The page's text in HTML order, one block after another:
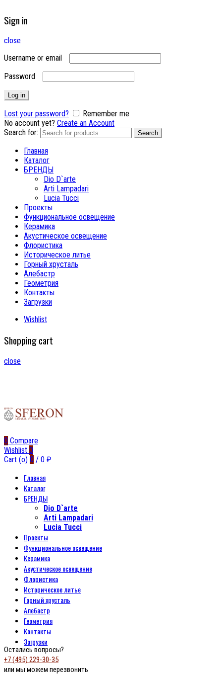
Sign in
close
Username or email
Password
Log in
Lost your password?
Remember me
No account yet? Create an Account
Search for:
Search
Главная
Каталог
БРЕНДЫ
Dio D`arte
Arti Lampadari
Lucia Tucci
Проекты
Функциональное освещение
Керамика
Акустическое освещение
Флористика
Историческое литье
Горный хрусталь
Алебастр
Геометрия
Контакты
Загрузки
Wishlist
Shopping cart
close
0 Compare
Wishlist 0
Cart (o) 0 / 0 ₽
Главная
Каталог
БРЕНДЫ
Dio D`arte
Arti Lampadari
Lucia Tucci
Проекты
Функциональное освещение
Керамика
Акустическое освещение
Флористика
Историческое литье
Горный хрусталь
Алебастр
Геометрия
Контакты
Загрузки
Остались вопросы?
+7 (495) 229-30-35
или мы можем перезвонить